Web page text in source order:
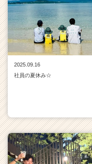
2025.09.16
社員の夏休み☆